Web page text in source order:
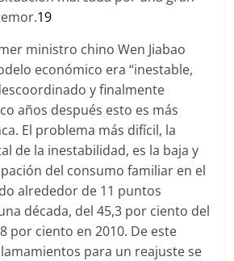
19
ministro chino Wen Jiabao
económico era “inestable,
y finalmente
años después esto es más
El problema más difícil, la
de la inestabilidad, es la baja y
del consumo familiar en el
alrededor de 11 puntos
década, del 45,3 por ciento del
por ciento en 2010. De este
para un reajuste se